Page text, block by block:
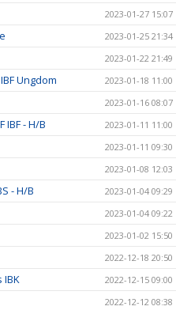
2023-01-27 15:07
2023-01-25 21:34
2023-01-22 21:49
Ungdom 2023-01-18 11:00
2023-01-16 08:07
- H/B 2023-01-11 11:00
2023-01-11 09:30
2023-01-08 12:03
- H/B 2023-01-04 09:29
2023-01-04 09:22
2023-01-02 15:50
2022-12-18 20:50
IBK 2022-12-15 09:00
2022-12-12 08:38